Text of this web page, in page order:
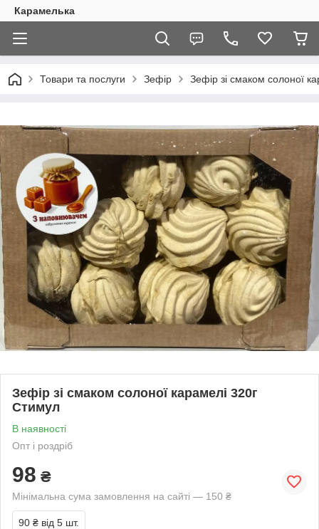
Карамелька
Товари та послуги Зефір Зефір зі смаком солоної
Зефір зі смаком солоної карамелі 320г
Стимул
В наявності
Опт і роздріб
98 ₴
Мінімальна сума замовлення на сайті — 150 ₴
90 ₴ від 5 шт.